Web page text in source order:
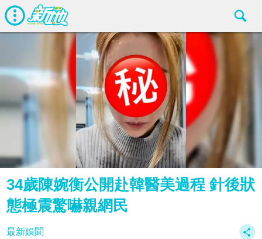
34歲陳婉衡公開赴韓醫美過程 針後狀
態極震驚嚇親網民
最新娛聞